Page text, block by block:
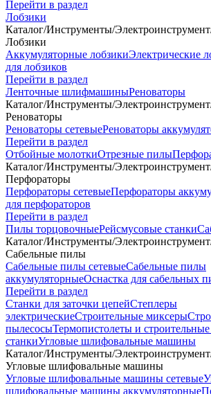
Перейти в раздел
Лобзики
Каталог/Инструменты/Электроинструмент
Лобзики
Аккумуляторные лобзикиЭлектрические
для лобзиков
Перейти в раздел
Ленточные шлифмашиныРеноваторы
Каталог/Инструменты/Электроинструмент
Реноваторы
Реноваторы сетевыеРеноваторы
Перейти в раздел
Отбойные молоткиОтрезные пилы
Каталог/Инструменты/Электроинструмент
Перфораторы
Перфораторы сетевыеПерфораторы
для перфораторов
Перейти в раздел
Пилы торцовочныеРейсмусовые станки
Каталог/Инструменты/Электроинструмент
Сабельные пилы
Сабельные пилы сетевыеСабельные пилы
аккумуляторныеОснастка для сабельных
Перейти в раздел
Станки для заточки цепейСтеплеры
электрическиеСтроительные миксеры
пылесосыТермопистолеты и
станкиУгловые шлифовальные машины
Каталог/Инструменты/Электроинструмент
Угловые шлифовальные машины
Угловые шлифовальные машины сетевые
шлифовальные машины аккумуляторные